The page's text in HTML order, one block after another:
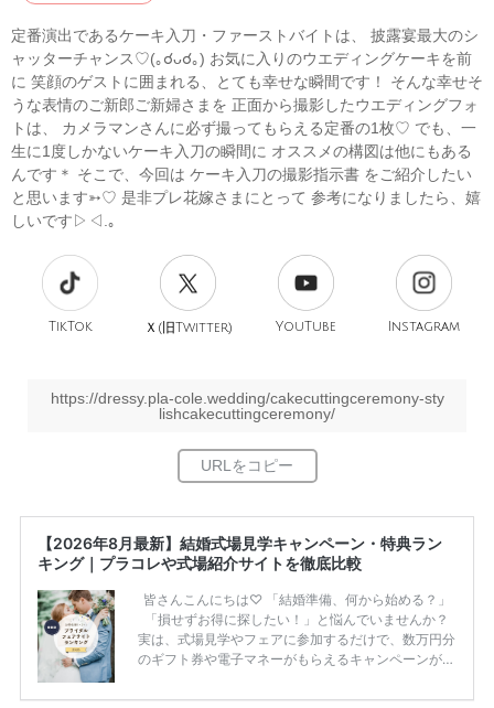
定番演出であるケーキ入刀・ファーストバイトは、 披露宴最大のシ
ャッターチャンス♡(｡☌ᴗ☌｡) お気に入りのウエディングケーキを前
に 笑顔のゲストに囲まれる、とても幸せな瞬間です！ そんな幸せそ
うな表情のご新郎ご新婦さまを 正面から撮影したウエディングフォ
トは、 カメラマンさんに必ず撮ってもらえる定番の1枚♡ でも、一
生に1度しかないケーキ入刀の瞬間に オススメの構図は他にもある
んです＊ そこで、今回は ケーキ入刀の撮影指示書 をご紹介したい
と思います➳♡ 是非プレ花嫁さまにとって 参考になりましたら、嬉
しいです▷◁.｡
TikTok Ｘ(旧Twitter) YouTube Instagram
https://dressy.pla-cole.wedding/cakecuttingceremony-sty
lishcakecuttingceremony/
【2026年8月最新】結婚式場見学キャンペーン・特典ラン
キング｜プラコレや式場紹介サイトを徹底比較
皆さんこんにちは♡ 「結婚準備、何から始める？」
「損せずお得に探したい！」と悩んでいませんか？
実は、式場見学やフェアに参加するだけで、数万円分
のギフト券や電子マネーがもらえるキャンペーンがあ
ため、比較せずに選ぶと損をしてしまうことも……。